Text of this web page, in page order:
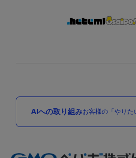
AIへの取り組みお客様の「やりた